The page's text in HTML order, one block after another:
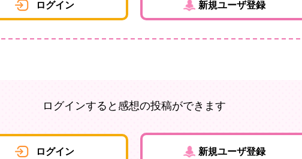
ログイン 新規ユーザ登録
ログインすると感想の投稿ができます
ログイン 新規ユーザ登録